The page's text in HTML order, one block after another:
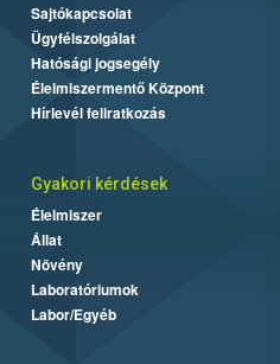
Sajtókapcsolat
Ügyfélszolgálat
Hatósági jogsegély
Élelmiszermentő Központ
Hírlevél feliratkozás
Gyakori kérdések
Élelmiszer
Állat
Növény
Laboratóriumok
Labor/Egyéb